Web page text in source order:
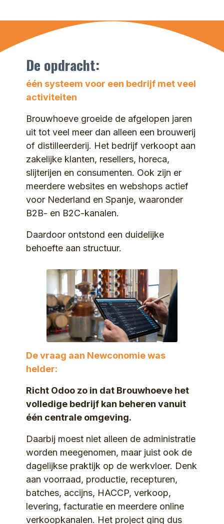
De opdracht:
één systeem voor een bedrijf met veel
activiteiten
Brouwhoeve groeide de afgelopen jaren
uit tot veel meer dan alleen een brouwerij
of distilleerderij. Het bedrijf verkoopt aan
zakelijke klanten, resellers, horeca,
slijterijen en consumenten. Ook zijn er
meerdere websites en webshops actief
voor Nederland en Spanje, waaronder
B2B- en B2C-kanalen.
Daardoor ontstond een duidelijke
behoefte aan structuur.
De vraag aan Newconomie was
helder:
Richt Odoo zo in dat Brouwhoeve het
volledige bedrijf kan beheren vanuit
één centrale omgeving.
Daarbij moest niet alleen de administratie
worden meegenomen, maar juist ook de
dagelijkse praktijk op de werkvloer. Denk
aan voorraad, productie, recepturen,
batches, accijns, HACCP, verkoop,
levering, facturatie en meerdere online
verkoopkanalen. Het project ging dus